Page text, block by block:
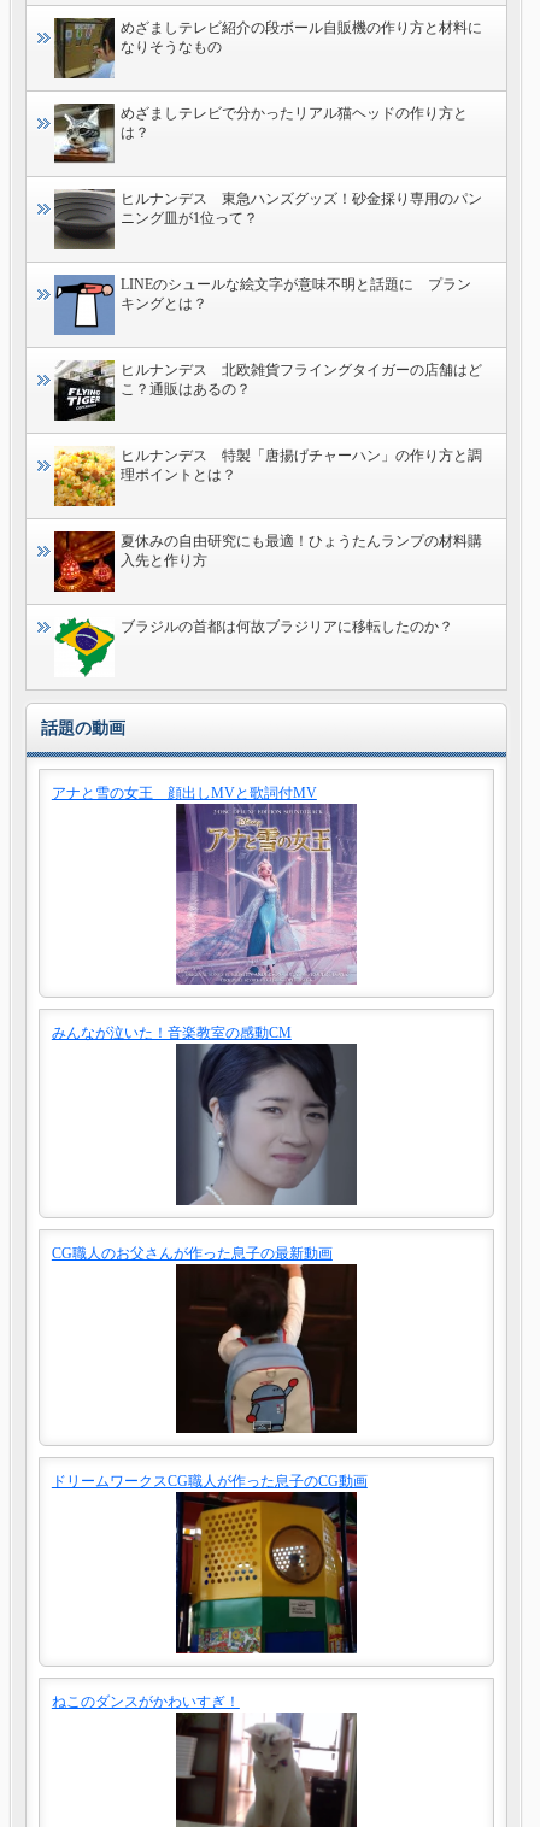
めざましテレビ紹介の段ボール自販機の作り方と材料に
なりそうなもの
めざましテレビで分かったリアル猫ヘッドの作り方と
は？
ヒルナンデス 東急ハンズグッズ！砂金採り専用のパン
ニング皿が1位って？
LINEのシュールな絵文字が意味不明と話題に プラン
キングとは？
ヒルナンデス 北欧雑貨フライングタイガーの店舗はど
こ？通販はあるの？
ヒルナンデス 特製「唐揚げチャーハン」の作り方と調
理ポイントとは？
夏休みの自由研究にも最適！ひょうたんランプの材料購
入先と作り方
ブラジルの首都は何故ブラジリアに移転したのか？
話題の動画
アナと雪の女王 顔出しMVと歌詞付MV
みんなが泣いた！音楽教室の感動CM
CG職人のお父さんが作った息子の最新動画
ドリームワークスCG職人が作った息子のCG動画
ねこのダンスがかわいすぎ！